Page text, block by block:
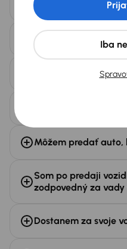
Aké sú možnosti
Môžem predať auto,
Dostanem za svoje
Aké dokumenty
Som po predaji
zodpovedný za vady
Iba